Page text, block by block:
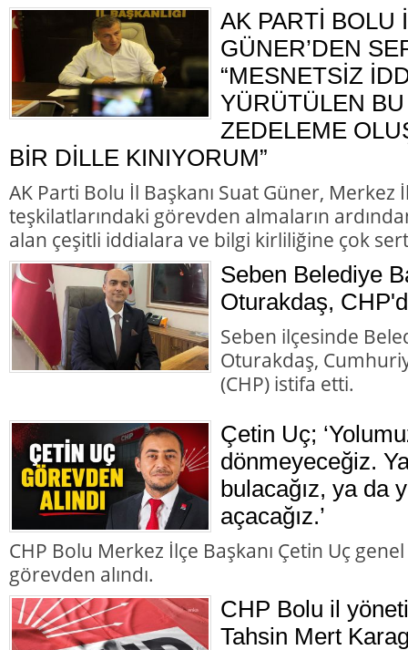
AK PARTİ BOLU
GÜNER’DEN
“MESNETSİZ
YÜRÜTÜLEN
ZEDELEME
BİR DİLLE KINIYORUM”
AK Parti Bolu İl Başkanı Suat Güner,
teşkilatlarındaki görevden almaların
alan çeşitli iddialara ve bilgi kirliliğine çok
Seben Belediye
Oturakdaş,
Seben ilçesinde
Oturakdaş,
(CHP) istifa etti.
Çetin Uç;
dönmeyeceğiz.
bulacağız, ya da
açacağız.’
CHP Bolu Merkez İlçe Başkanı Çetin Uç
görevden alındı.
CHP Bolu il
Tahsin Mert